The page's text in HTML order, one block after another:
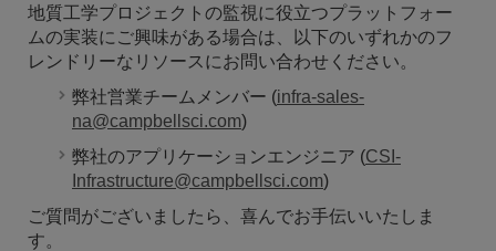
地質工学プロジェクトの監視に役立つプラットフォー
ムの実装にご興味がある場合は、以下のいずれかのフ
レンドリーなリソースにお問い合わせください。
弊社営業チームメンバー (infra-sales-
na@campbellsci.com)
弊社のアプリケーションエンジニア (CSI-
Infrastructure@campbellsci.com)
ご質問がございましたら、喜んでお手伝いいたしま
す。